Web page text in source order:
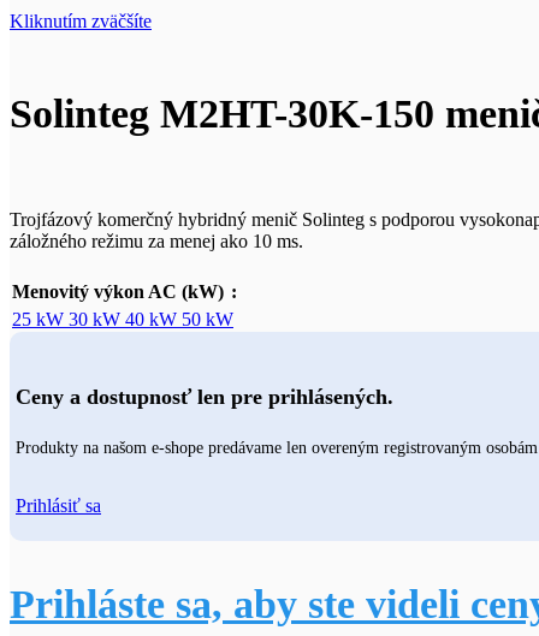
Kliknutím zväčšíte
Solinteg M2HT-30K-150
Trojfázový komerčný hybridný menič Solinteg s podporou
záložného režimu za menej ako 10 ms.
Menovitý výkon AC (kW)
25 kW 30 kW 40 kW 50 kW
Ceny a dostupnosť len pre prihlásených.
Produkty na našom e-shope predávame len overeným registrovaným
Prihlásiť sa
Prihláste sa, aby ste videli